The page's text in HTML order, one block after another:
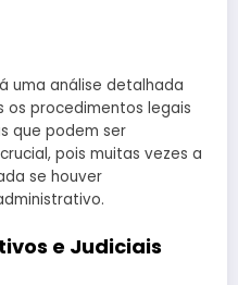
uma análise detalhada
os procedimentos legais
que podem ser
pois muitas vezes a
se houver
e Judiciais